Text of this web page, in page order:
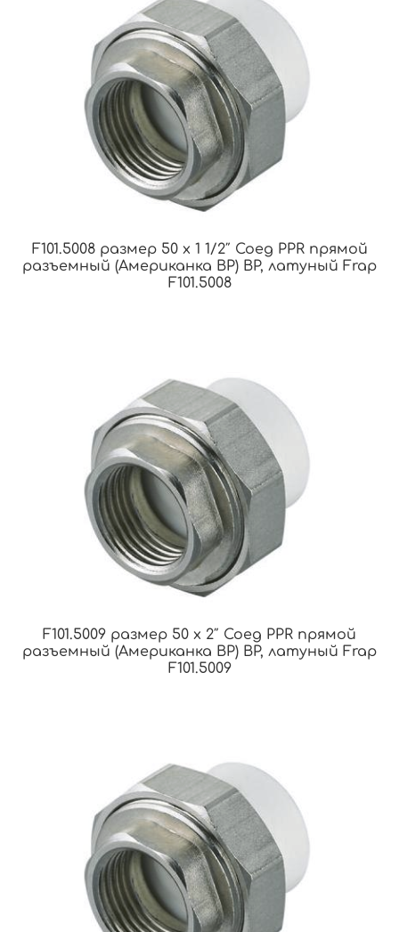
F101.5008 размер 50 x 1 1/2″ Соед PPR прямой
разъемный (Американка ВР) ВР, латуный Frap
F101.5008
F101.5009 размер 50 x 2″ Соед PPR прямой
разъемный (Американка ВР) ВР, латуный Frap
F101.5009